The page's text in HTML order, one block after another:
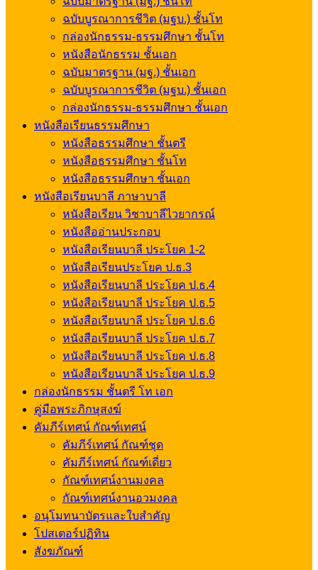
ฉบับบูรณาการชีวิต (มฐบ.) ชั้นโท
กล่องนักธรรม-ธรรมศึกษา ชั้นโท
หนังสือนักธรรม ชั้นเอก
ฉบับมาตรฐาน (มฐ.) ชั้นเอก
ฉบับบูรณาการชีวิต (มฐบ.) ชั้นเอก
กล่องนักธรรม-ธรรมศึกษา ชั้นเอก
หนังสือเรียนธรรมศึกษา
หนังสือธรรมศึกษา ชั้นตรี
หนังสือธรรมศึกษา ชั้นโท
หนังสือธรรมศึกษา ชั้นเอก
หนังสือเรียนบาลี ภาษาบาลี
หนังสือเรียน วิชาบาลีไวยากรณ์
หนังสืออ่านประกอบ
หนังสือเรียนบาลี ประโยค 1-2
หนังสือเรียนประโยค ป.ธ.3
หนังสือเรียนบาลี ประโยค ป.ธ.4
หนังสือเรียนบาลี ประโยค ป.ธ.5
หนังสือเรียนบาลี ประโยค ป.ธ.6
หนังสือเรียนบาลี ประโยค ป.ธ.7
หนังสือเรียนบาลี ประโยค ป.ธ.8
หนังสือเรียนบาลี ประโยค ป.ธ.9
กล่องนักธรรม ชั้นตรี โท เอก
คู่มือพระภิกษุสงฆ์
คัมภีร์เทศน์ กัณฑ์เทศน์
คัมภีร์เทศน์ กัณฑ์ชุด
คัมภีร์เทศน์ กัณฑ์เดี่ยว
กัณฑ์เทศน์งานมงคล
กัณฑ์เทศน์งานอวมงคล
อนุโมทนาบัตรและใบสำคัญ
โปสเตอร์ปฏิทิน
สังฆภัณฑ์